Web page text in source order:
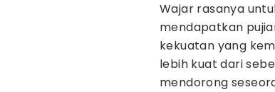
Wajar rasanya
mendapatkan
kekuatan yang
lebih kuat dari
mendorong